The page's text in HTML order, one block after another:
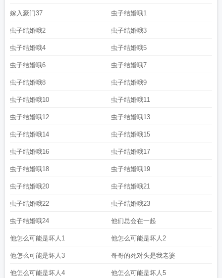
嫁入豪门37 虫子结婚哦1
虫子结婚哦2 虫子结婚哦3
虫子结婚哦4 虫子结婚哦5
虫子结婚哦6 虫子结婚哦7
虫子结婚哦8 虫子结婚哦9
虫子结婚哦10 虫子结婚哦11
虫子结婚哦12 虫子结婚哦13
虫子结婚哦14 虫子结婚哦15
虫子结婚哦16 虫子结婚哦17
虫子结婚哦18 虫子结婚哦19
虫子结婚哦20 虫子结婚哦21
虫子结婚哦22 虫子结婚哦23
虫子结婚哦24 他们总会在一起
他怎么可能是坏人1 他怎么可能是坏人2
他怎么可能是坏人3 哥哥的死对头是我老婆
他怎么可能是坏人4 他怎么可能是坏人5